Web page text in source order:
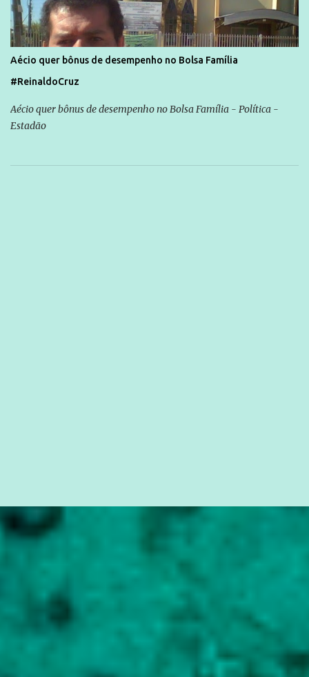
Aécio quer bônus de desempenho no Bolsa Família
#ReinaldoCruz
Aécio quer bônus de desempenho no Bolsa Família - Política -
Estadão